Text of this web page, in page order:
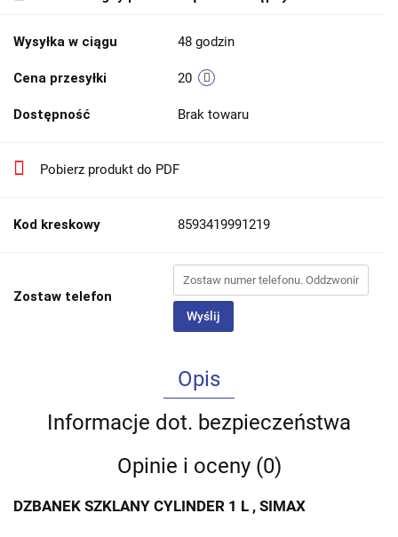
Wysyłka w ciągu 48 godzin
Cena przesyłki 20
Dostępność Brak towaru
Pobierz produkt do PDF
Kod kreskowy 8593419991219
Zostaw telefon
Wyślij
Opis
Informacje dot. bezpieczeństwa
Opinie i oceny (0)
DZBANEK SZKLANY CYLINDER 1 L , SIMAX